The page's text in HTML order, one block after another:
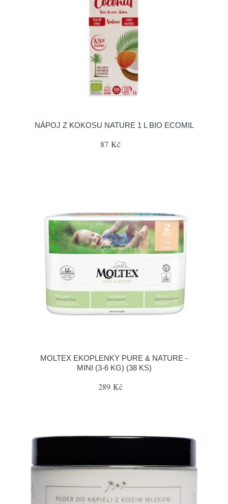
NÁPOJ Z KOKOSU NATURE 1 L BIO ECOMIL
87 Kč
MOLTEX EKOPLENKY PURE & NATURE -
MINI (3-6 KG) (38 KS)
289 Kč